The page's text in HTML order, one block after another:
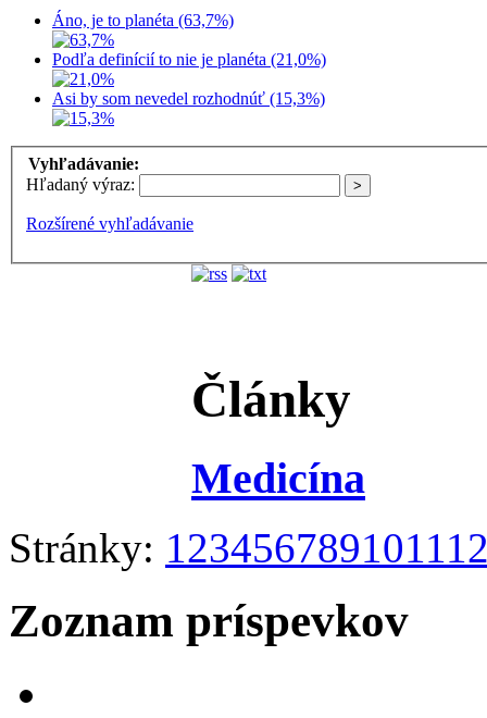
Áno, je to planéta (63,7%)
Podľa definícií to nie je planéta (21,0%)
Asi by som nevedel rozhodnúť (15,3%)
Vyhľadávanie:
Hľadaný výraz:
Rozšírené vyhľadávanie
Články
Medicína
Stránky: 1234567891011
Zoznam príspevkov